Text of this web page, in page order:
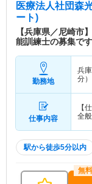
医療法人社団森
ート)
【兵庫県／尼崎市
能訓練士の募集で
勤務地
兵
分）
仕事内容
【
全
駅から徒歩5分以内